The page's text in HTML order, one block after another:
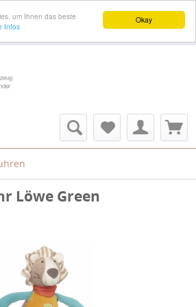
Okay
um Ihnen das beste
Infos
Löwe Green